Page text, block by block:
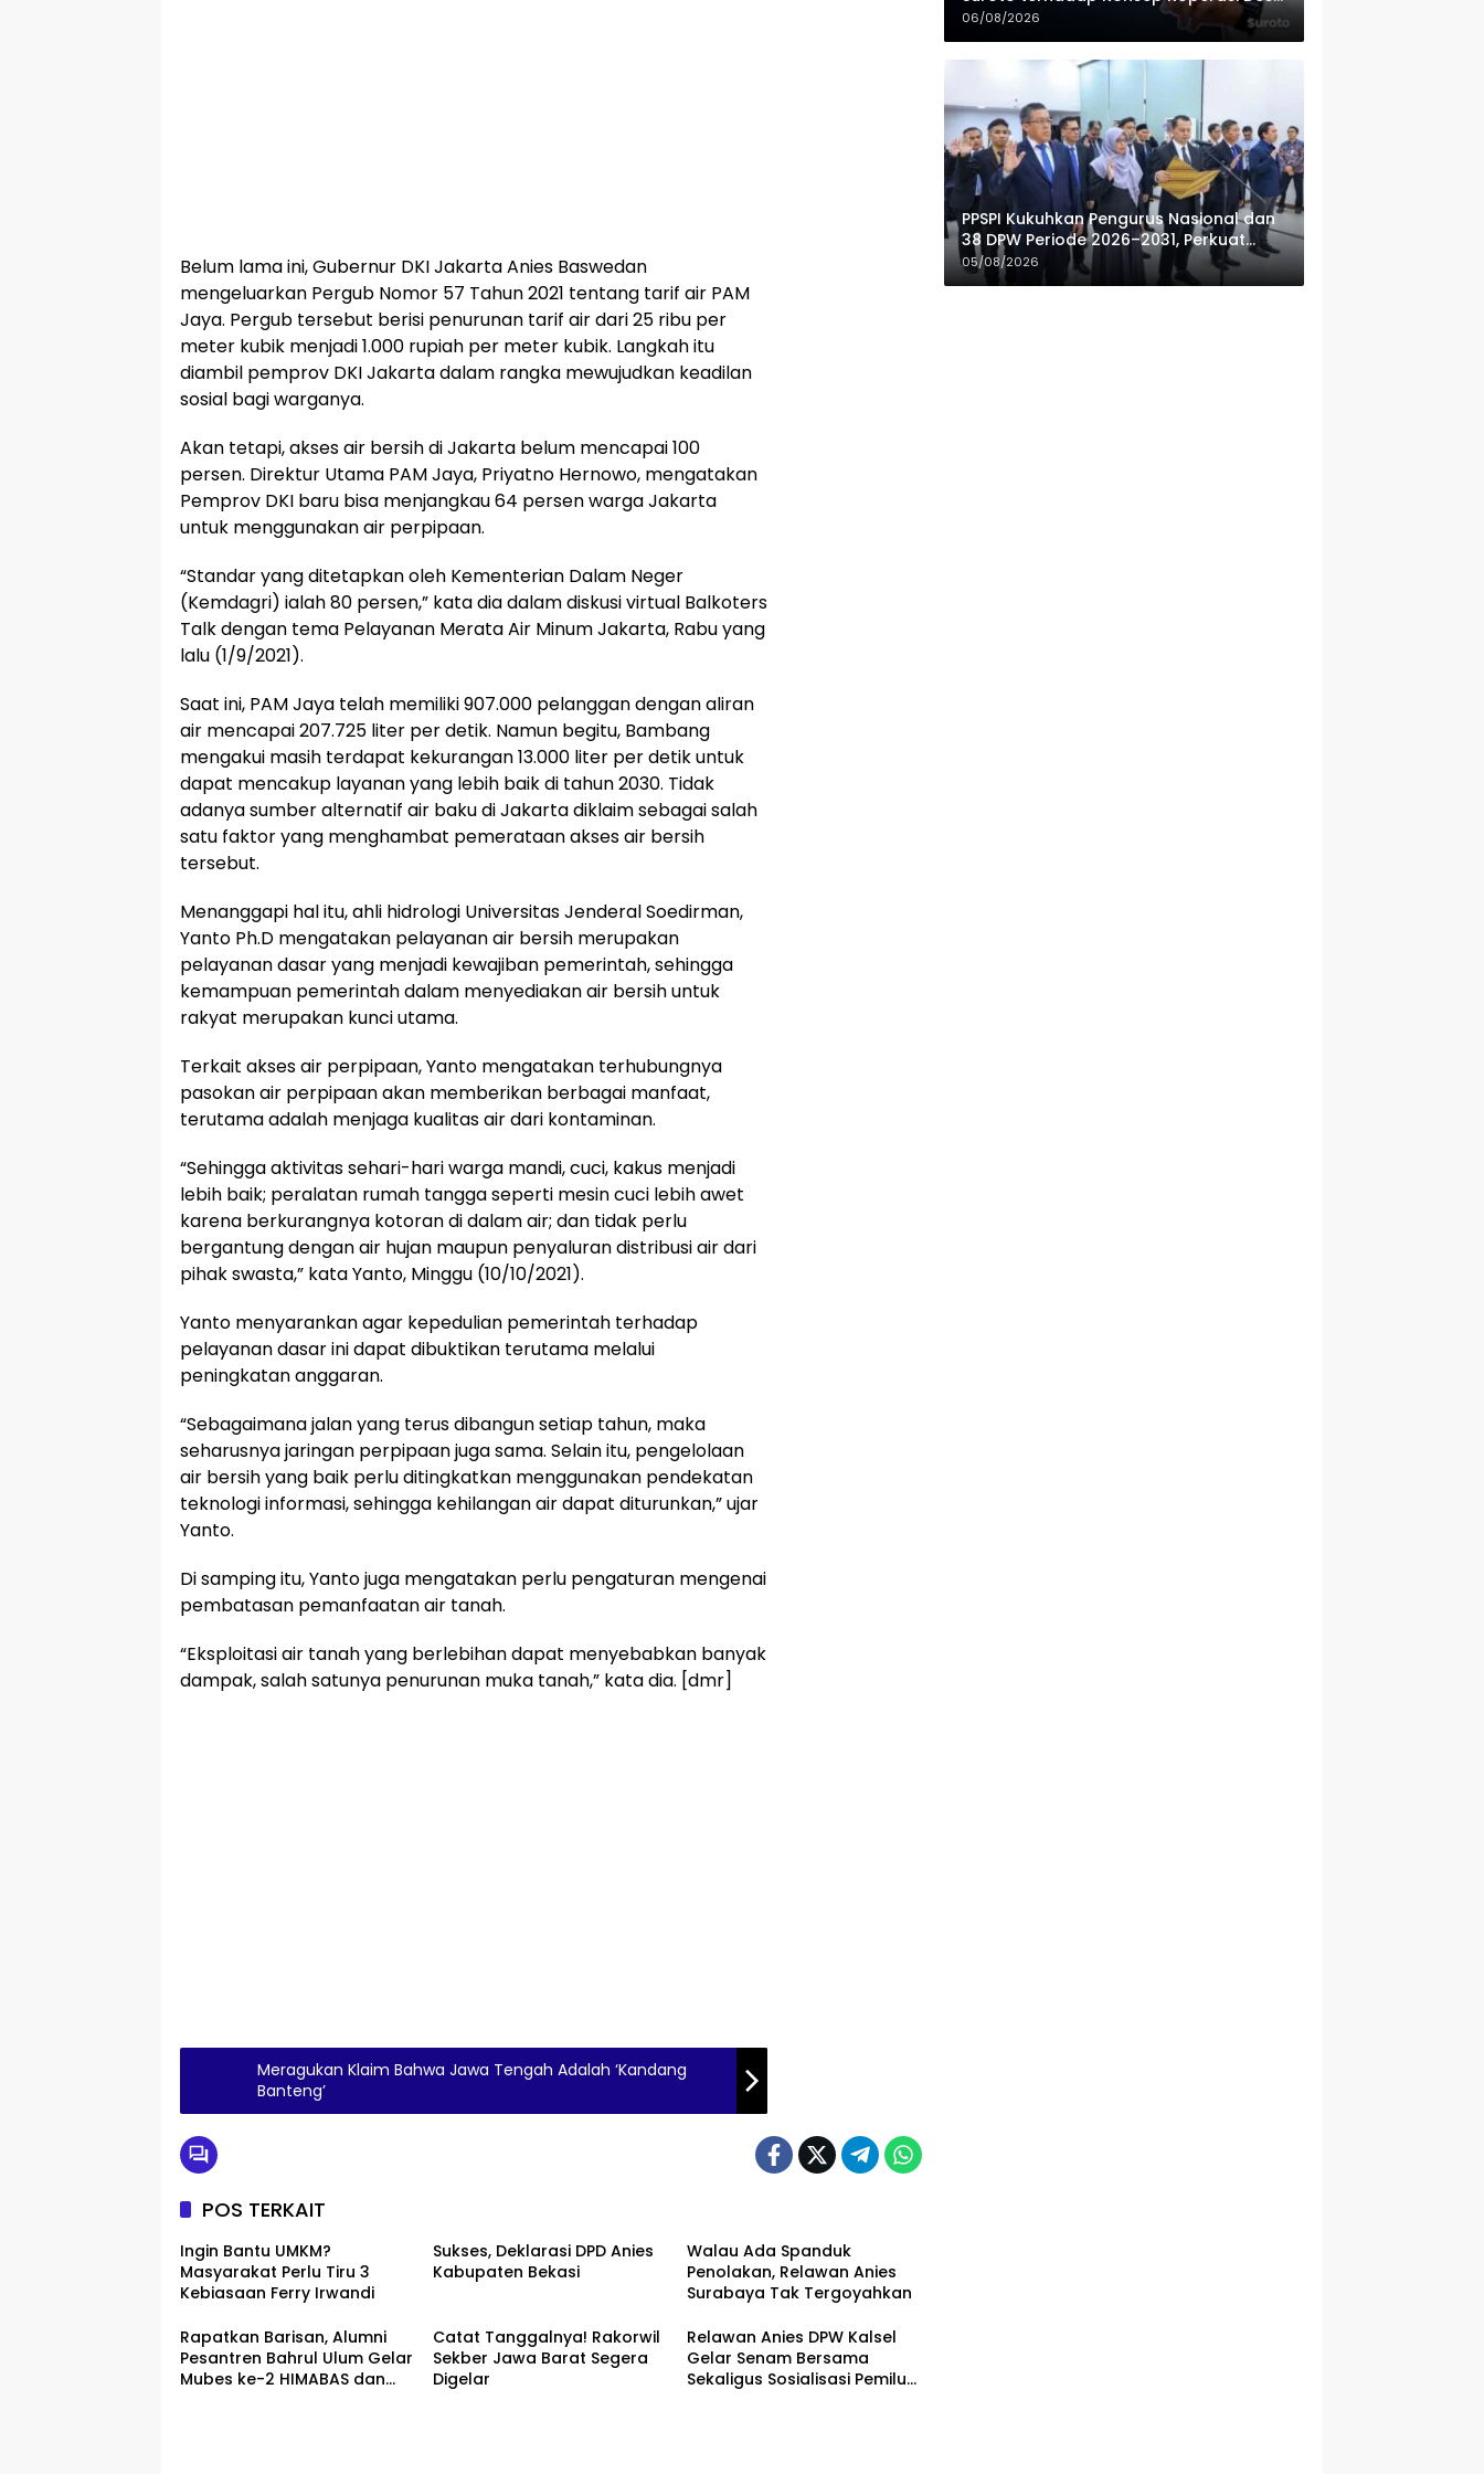
Belum lama ini, Gubernur DKI Jakarta Anies Baswedan
mengeluarkan Pergub Nomor 57 Tahun 2021 tentang tarif air PAM
Jaya. Pergub tersebut berisi penurunan tarif air dari 25 ribu per
meter kubik menjadi 1.000 rupiah per meter kubik. Langkah itu
diambil pemprov DKI Jakarta dalam rangka mewujudkan keadilan
sosial bagi warganya.
Akan tetapi, akses air bersih di Jakarta belum mencapai 100
persen. Direktur Utama PAM Jaya, Priyatno Hernowo, mengatakan
Pemprov DKI baru bisa menjangkau 64 persen warga Jakarta
untuk menggunakan air perpipaan.
“Standar yang ditetapkan oleh Kementerian Dalam Neger
(Kemdagri) ialah 80 persen,” kata dia dalam diskusi virtual Balkoters
Talk dengan tema Pelayanan Merata Air Minum Jakarta, Rabu yang
lalu (1/9/2021).
Saat ini, PAM Jaya telah memiliki 907.000 pelanggan dengan aliran
air mencapai 207.725 liter per detik. Namun begitu, Bambang
mengakui masih terdapat kekurangan 13.000 liter per detik untuk
dapat mencakup layanan yang lebih baik di tahun 2030. Tidak
adanya sumber alternatif air baku di Jakarta diklaim sebagai salah
satu faktor yang menghambat pemerataan akses air bersih
tersebut.
Menanggapi hal itu, ahli hidrologi Universitas Jenderal Soedirman,
Yanto Ph.D mengatakan pelayanan air bersih merupakan
pelayanan dasar yang menjadi kewajiban pemerintah, sehingga
kemampuan pemerintah dalam menyediakan air bersih untuk
rakyat merupakan kunci utama.
Terkait akses air perpipaan, Yanto mengatakan terhubungnya
pasokan air perpipaan akan memberikan berbagai manfaat,
terutama adalah menjaga kualitas air dari kontaminan.
“Sehingga aktivitas sehari-hari warga mandi, cuci, kakus menjadi
lebih baik; peralatan rumah tangga seperti mesin cuci lebih awet
karena berkurangnya kotoran di dalam air; dan tidak perlu
bergantung dengan air hujan maupun penyaluran distribusi air dari
pihak swasta,” kata Yanto, Minggu (10/10/2021).
Yanto menyarankan agar kepedulian pemerintah terhadap
pelayanan dasar ini dapat dibuktikan terutama melalui
peningkatan anggaran.
“Sebagaimana jalan yang terus dibangun setiap tahun, maka
seharusnya jaringan perpipaan juga sama. Selain itu, pengelolaan
air bersih yang baik perlu ditingkatkan menggunakan pendekatan
teknologi informasi, sehingga kehilangan air dapat diturunkan,” ujar
Yanto.
Di samping itu, Yanto juga mengatakan perlu pengaturan mengenai
pembatasan pemanfaatan air tanah.
“Eksploitasi air tanah yang berlebihan dapat menyebabkan banyak
dampak, salah satunya penurunan muka tanah,” kata dia. [dmr]
Meragukan Klaim Bahwa Jawa Tengah Adalah ‘Kandang
Banteng’
POS TERKAIT
Ingin Bantu UMKM?
Masyarakat Perlu Tiru 3
Kebiasaan Ferry Irwandi
Sukses, Deklarasi DPD Anies
Kabupaten Bekasi
Walau Ada Spanduk
Penolakan, Relawan Anies
Surabaya Tak Tergoyahkan
Rapatkan Barisan, Alumni
Pesantren Bahrul Ulum Gelar
Mubes ke-2 HIMABAS dan
Catat Tanggalnya! Rakorwil
Sekber Jawa Barat Segera
Digelar
Relawan Anies DPW Kalsel
Gelar Senam Bersama
Sekaligus Sosialisasi Pemilu
Merah Putih
06/08/2026
PPSPI Kukuhkan Pengurus Nasional dan
38 DPW Periode 2026–2031, Perkuat
Profesionalisme Sektor Publik
05/08/2026